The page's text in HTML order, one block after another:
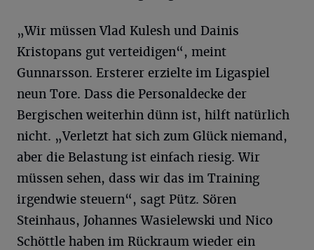
„Wir müssen Vlad Kulesh und Dainis
Kristopans gut verteidigen“, meint
Gunnarsson. Ersterer erzielte im Ligaspiel
neun Tore. Dass die Personaldecke der
Bergischen weiterhin dünn ist, hilft natürlich
nicht. „Verletzt hat sich zum Glück niemand,
aber die Belastung ist einfach riesig. Wir
müssen sehen, dass wir das im Training
irgendwie steuern“, sagt Pütz. Sören
Steinhaus, Johannes Wasielewski und Nico
Schöttle haben im Rückraum wieder ein